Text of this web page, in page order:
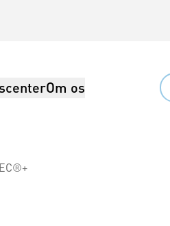
Om os